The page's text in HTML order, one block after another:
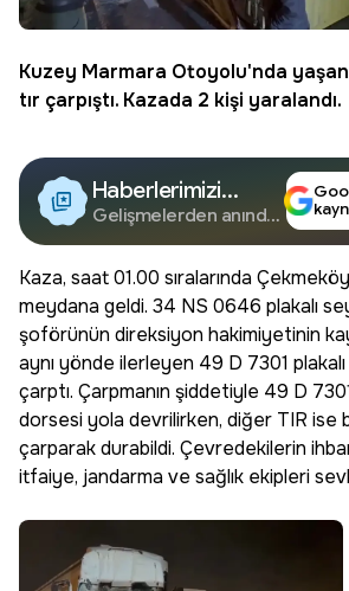
Kuzey Marmara Otoyolu'nda
tır çarpıştı. Kazada 2 kişi yaralandı.
Haberlerimizi
Google'da Takip
Edin
Gelişmelerden anında
Kaza, saat 01.00 sıralarında
meydana geldi. 34 NS 0646 plakalı
şoförünün direksiyon hakimiyetinin
aynı yönde ilerleyen 49 D 7301
çarptı. Çarpmanın şiddetiyle 49 D
dorsesi yola devrilirken, diğer TIR ise
çarparak durabildi. Çevredekilerin
itfaiye, jandarma ve sağlık ekipleri